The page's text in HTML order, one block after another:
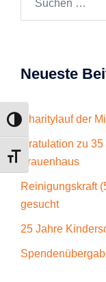
UMSCHALTEN
SCHRIFT
Neueste
Charitylauf der
Gratulation zu
Frauenhaus
Reinigungskraft
gesucht
25 Jahre